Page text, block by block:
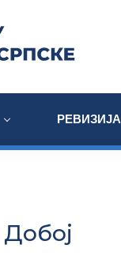
РЕВИЗИЈА